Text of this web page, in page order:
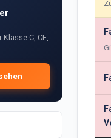
C, CE,